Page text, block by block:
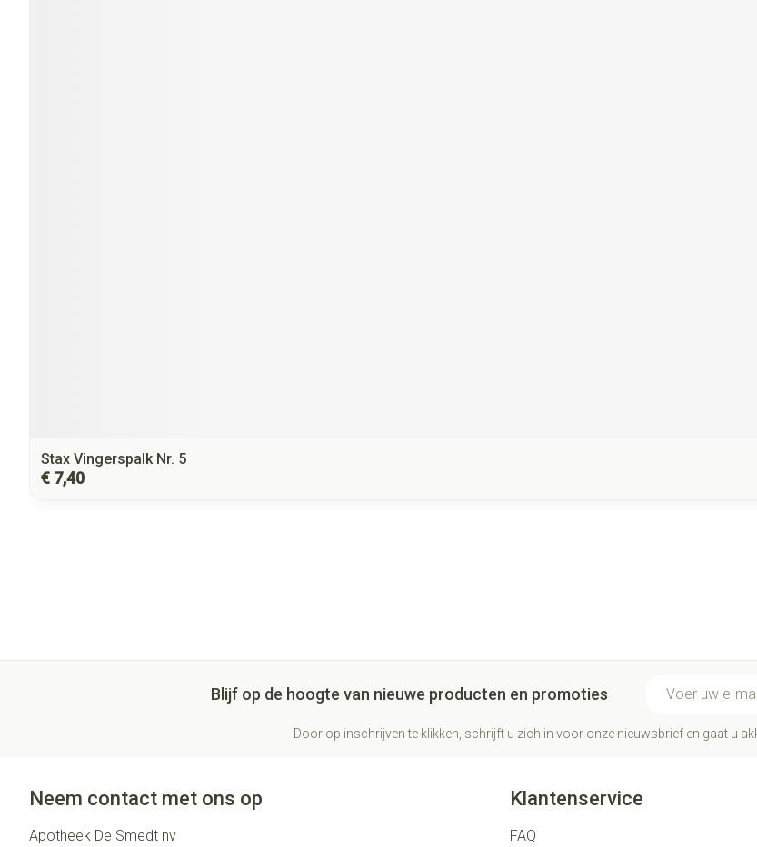
Stax Vingerspalk Nr. 5
€ 7,40
Blijf op de hoogte van nieuwe producten en promoties
Door op inschrijven te klikken, schrijft u zich in voor onze nieuwsbrief en gaat u
Neem contact met ons op
Apotheek De Smedt nv
Klantenservice
FAQ